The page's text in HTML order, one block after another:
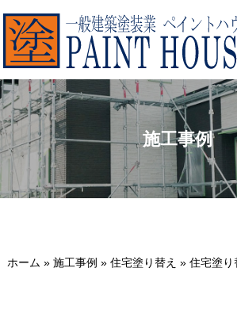
施工事例
ホーム » 施工事例 » 住宅塗り替え »住宅塗り